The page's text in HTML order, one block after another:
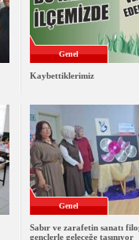
Genel
Kaybettiklerimiz
Genel
Sabır ve zarafetin sanatı
gençlerle geleceğe taşınıyor